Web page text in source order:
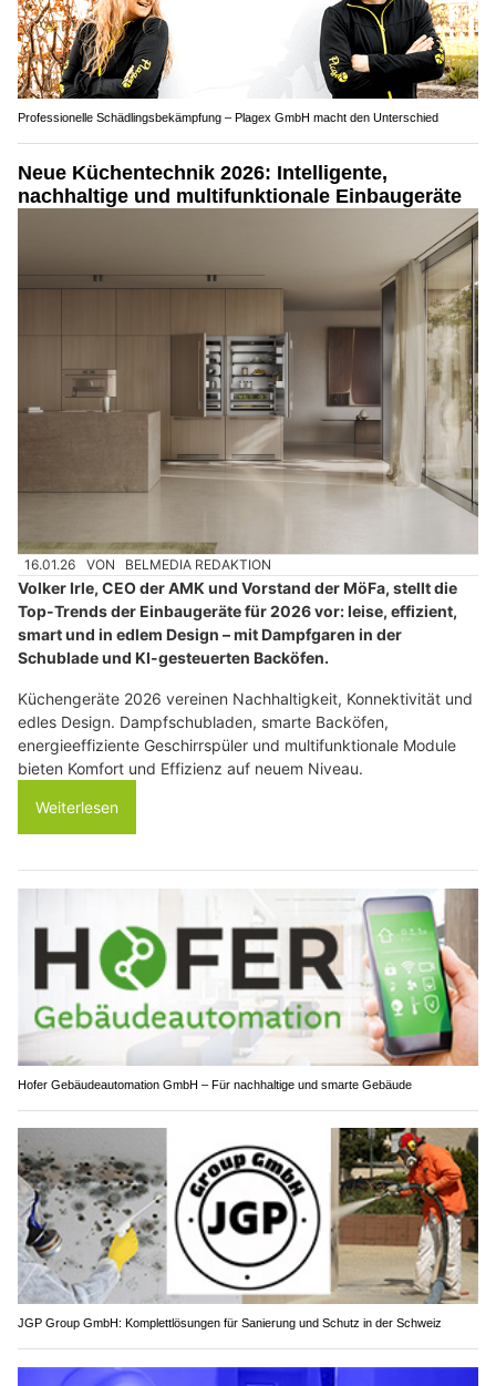
Professionelle Schädlingsbekämpfung – Plagex GmbH macht den Unterschied
Neue Küchentechnik 2026: Intelligente,
nachhaltige und multifunktionale Einbaugeräte
16.01.26 VON BELMEDIA REDAKTION
Volker Irle, CEO der AMK und Vorstand der MöFa, stellt die
Top-Trends der Einbaugeräte für 2026 vor: leise, effizient,
smart und in edlem Design – mit Dampfgaren in der
Schublade und KI-gesteuerten Backöfen.
Küchengeräte 2026 vereinen Nachhaltigkeit, Konnektivität und
edles Design. Dampfschubladen, smarte Backöfen,
energieeffiziente Geschirrspüler und multifunktionale Module
bieten Komfort und Effizienz auf neuem Niveau.
Weiterlesen
Hofer Gebäudeautomation GmbH – Für nachhaltige und smarte Gebäude
JGP Group GmbH: Komplettlösungen für Sanierung und Schutz in der Schweiz